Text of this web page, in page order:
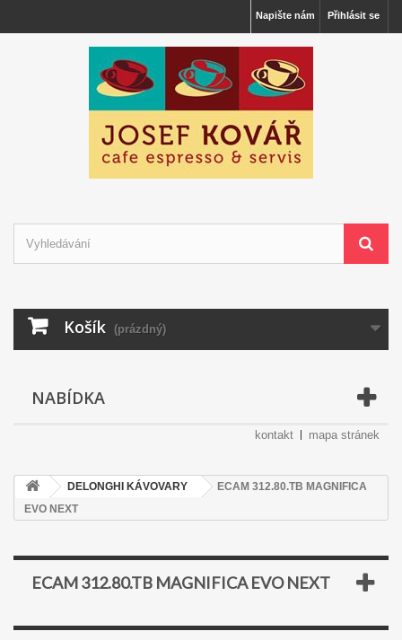
Přihlásit se
Napište nám
Košík (prázdný)
NABÍDKA
kontakt mapa stránek
DELONGHI KÁVOVARY
ECAM 312.80.TB MAGNIFICA
EVO NEXT
ECAM 312.80.TB MAGNIFICA EVO NEXT